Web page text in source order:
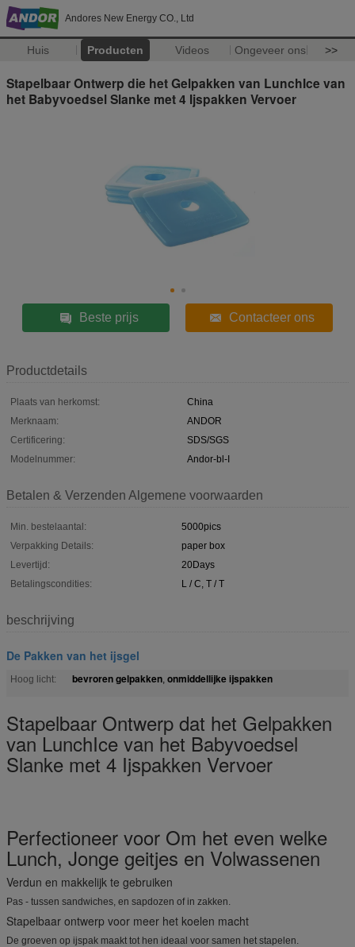
Andores New Energy CO., Ltd
Huis Producten Videos Ongeveer ons >>
Stapelbaar Ontwerp die het Gelpakken van LunchIce van
het Babyvoedsel Slanke met 4 Ijspakken Vervoer
Beste prijs Contacteer ons
Productdetails
Plaats van herkomst:
China
Merknaam:
ANDOR
Certificering:
SDS/SGS
Modelnummer:
Andor-bl-I
Betalen & Verzenden Algemene voorwaarden
Min. bestelaantal:
5000pics
Verpakking Details:
paper box
Levertijd:
20Days
Betalingscondities:
L / C, T / T
beschrijving
De Pakken van het ijsgel
Hoog licht: bevroren gelpakken, onmiddellijke ijspakken
Stapelbaar Ontwerp dat het Gelpakken
van LunchIce van het Babyvoedsel
Slanke met 4 Ijspakken Vervoer
Perfectioneer voor Om het even welke
Lunch, Jonge geitjes en Volwassenen
Verdun en makkelijk te gebruiken
Pas - tussen sandwiches, en sapdozen of in zakken.
Stapelbaar ontwerp voor meer het koelen macht
De groeven op ijspak maakt tot hen ideaal voor samen het stapelen.